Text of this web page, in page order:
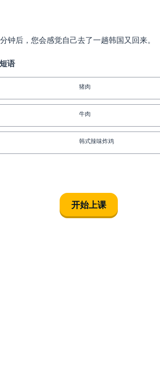
钟后，您会感觉自己去了一趟韩国又回来。
语
猪肉
牛肉
韩式辣味炸鸡
开始上课